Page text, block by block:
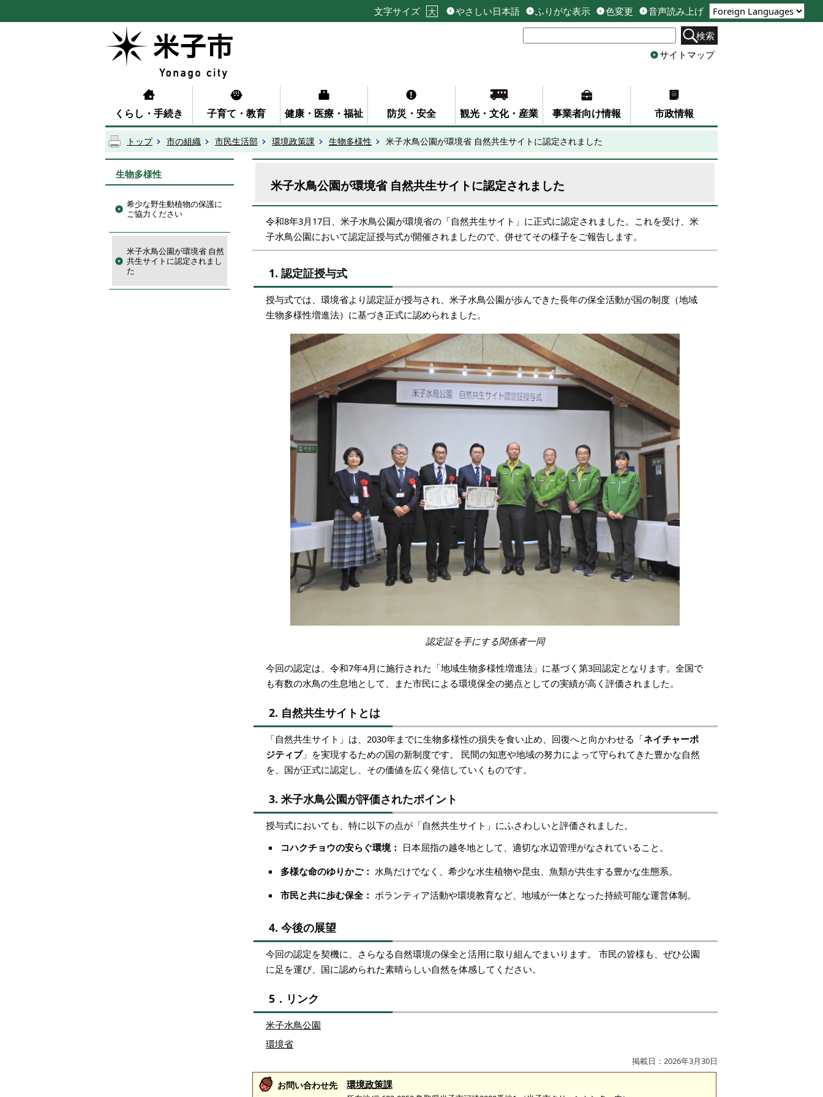
文字サイズ 大 やさしい日本語 ふりがな表示 色変更
音声読み上げ
検索
サイトマップ
くらし・手続き 子育て・教育 健康・医療・福祉 防災・安全 観光・文化・産業 事業者向け情報 市政情報
トップ 市の組織 市民生活部 環境政策課 生物多様性 米子水鳥公園が環境省 自然共生サイトに認定されました
生物多様性
希少な野生動植物の保護に
ご協力ください
米子水鳥公園が環境省 自然
共生サイトに認定されまし
た
米子水鳥公園が環境省 自然共生サイトに認定されました
令和8年3月17日、米子水鳥公園が環境省の「自然共生サイト」に正式に認定されました。これを受け、米
子水鳥公園において認定証授与式が開催されましたので、併せてその様子をご報告します。
1. 認定証授与式
授与式では、環境省より認定証が授与され、米子水鳥公園が歩んできた長年の保全活動が国の制度（地域
生物多様性増進法）に基づき正式に認められました。
認定証を手にする関係者一同
今回の認定は、令和7年4月に施行された「地域生物多様性増進法」に基づく第3回認定となります。全国で
も有数の水鳥の生息地として、また市民による環境保全の拠点としての実績が高く評価されました。
2. 自然共生サイトとは
「自然共生サイト」は、2030年までに生物多様性の損失を食い止め、回復へと向かわせる「ネイチャーポ
ジティブ」を実現するための国の新制度です。 民間の知恵や地域の努力によって守られてきた豊かな自然
を、国が正式に認定し、その価値を広く発信していくものです。
3. 米子水鳥公園が評価されたポイント
授与式においても、特に以下の点が「自然共生サイト」にふさわしいと評価されました。
コハクチョウの安らぐ環境： 日本屈指の越冬地として、適切な水辺管理がなされていること。
多様な命のゆりかご： 水鳥だけでなく、希少な水生植物や昆虫、魚類が共生する豊かな生態系。
市民と共に歩む保全： ボランティア活動や環境教育など、地域が一体となった持続可能な運営体制。
4. 今後の展望
今回の認定を契機に、さらなる自然環境の保全と活用に取り組んでまいります。 市民の皆様も、ぜひ公園
に足を運び、国に認められた素晴らしい自然を体感してください。
5．リンク
米子水鳥公園
環境省
掲載日：2026年3月30日
お問い合わせ先 環境政策課